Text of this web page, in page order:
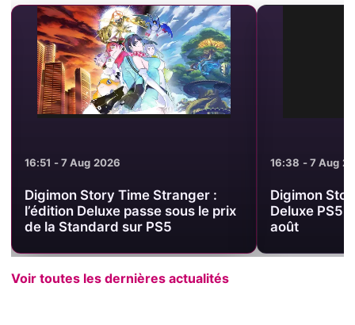
16:51 - 7 Aug 2026
Digimon Story Time Stranger :
l’édition Deluxe passe sous le prix
de la Standard sur PS5
16:38 - 7 Aug
Digimon
Deluxe PS5
août
Voir toutes les dernières actualités